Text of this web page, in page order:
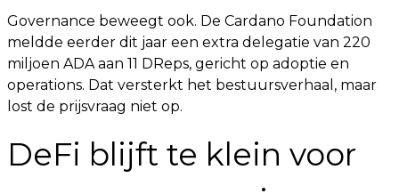
Governance beweegt ook. De Cardano Foundation
meldde eerder dit jaar een extra delegatie van 220
miljoen ADA aan 11 DReps, gericht op adoptie en
operations. Dat versterkt het bestuursverhaal, maar
lost de prijsvraag niet op.
DeFi blijft te klein voor